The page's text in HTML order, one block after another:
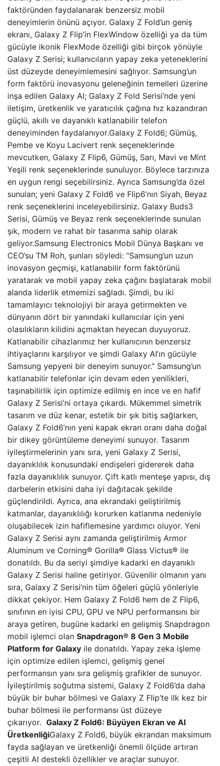
faktöründen faydalanarak benzersiz mobil
deneyimlerin önünü açıyor. Galaxy Z Fold’un geniş
ekranı, Galaxy Z Flip’in FlexWindow özelliği ya da tüm
gücüyle ikonik FlexMode özelliği gibi birçok yönüyle
Galaxy Z Serisi; kullanıcıların yapay zeka yeteneklerini
üst düzeyde deneyimlemesini sağlıyor. Samsung’un
form faktörü inovasyonu geleneğinin temelleri üzerine
inşa edilen Galaxy AI; Galaxy Z Fold Serisi’nde yeni
iletişim, üretkenlik ve yaratıcılık çağına hız kazandıran
güçlü, akıllı ve dayanıklı katlanabilir telefon
deneyiminden faydalanıyor.Galaxy Z Fold6; Gümüş,
Pembe ve Koyu Lacivert renk seçeneklerinde
mevcutken, Galaxy Z Flip6, Gümüş, Sarı, Mavi ve Mint
Yeşili renk seçeneklerinde sunuluyor. Böylece tarzınıza
en uygun rengi seçebilirsiniz. Ayrıca Samsung’da özel
sunulan; yeni Galaxy Z Fold6 ve Flip6’nın Siyah, Beyaz
renk seçeneklerini inceleyebilirsiniz. Galaxy Buds3
Serisi, Gümüş ve Beyaz renk seçeneklerinde sunulan
şık, modern ve rahat bir tasarıma sahip olarak
geliyor.Samsung Electronics Mobil Dünya Başkanı ve
CEO’su TM Roh, şunları söyledi: “Samsung’un uzun
inovasyon geçmişi, katlanabilir form faktörünü
yaratarak ve mobil yapay zeka çağını başlatarak mobil
alanda liderlik etmemizi sağladı. Şimdi, bu iki
tamamlayıcı teknolojiyi bir araya getirmekten ve
dünyanın dört bir yanındaki kullanıcılar için yeni
olasılıkların kilidini açmaktan heyecan duyuyoruz.
Katlanabilir cihazlarımız her kullanıcının benzersiz
ihtiyaçlarını karşılıyor ve şimdi Galaxy AI’ın gücüyle
Samsung yepyeni bir deneyim sunuyor.” Samsung’un
katlanabilir telefonlar için devam eden yenilikleri,
taşınabilirlik için optimize edilmiş en ince ve en hafif
Galaxy Z Serisi’ni ortaya çıkardı. Mükemmel simetrik
tasarım ve düz kenar, estetik bir şık bitiş sağlarken,
Galaxy Z Fold6’nın yeni kapak ekran oranı daha doğal
bir dikey görüntüleme deneyimi sunuyor. Tasarım
iyileştirmelerinin yanı sıra, yeni Galaxy Z Serisi,
dayanıklılık konusundaki endişeleri gidererek daha
fazla dayanıklılık sunuyor. Çift katlı menteşe yapısı, dış
darbelerin etkisini daha iyi dağıtacak şekilde
güçlendirildi. Ayrıca, ana ekrandaki geliştirilmiş
katmanlar, dayanıklılığı korurken katlanma nedeniyle
oluşabilecek izin hafiflemesine yardımcı oluyor. Yeni
Galaxy Z Serisi aynı zamanda geliştirilmiş Armor
Aluminum ve Corning® Gorilla® Glass Victus® ile
donatıldı. Bu da seriyi şimdiye kadarki en dayanıklı
Galaxy Z Serisi haline getiriyor. Güvenilir olmanın yanı
sıra, Galaxy Z Serisi’nin tüm öğeleri güçlü yönleriyle
dikkat çekiyor. Hem Galaxy Z Fold6 hem de Z Flip6,
sınıfının en iyisi CPU, GPU ve NPU performansını bir
araya getiren, bugüne kadarki en gelişmiş Snapdragon
mobil işlemci olan Snapdragon® 8 Gen 3 Mobile
Platform for Galaxy ile donatıldı. Yapay zeka işleme
için optimize edilen işlemci, gelişmiş genel
performansın yanı sıra gelişmiş grafikler de sunuyor.
İyileştirilmiş soğutma sistemi, Galaxy Z Fold6’da daha
büyük bir buhar bölmesi ve Galaxy Z Flip’te ilk kez bir
buhar bölmesi ile performansı üst düzeye
çıkarıyor. Galaxy Z Fold6: Büyüyen Ekran ve AI
ÜretkenliğiGalaxy Z Fold6, büyük ekrandan maksimum
fayda sağlayan ve üretkenliği önemli ölçüde artıran
çeşitli AI destekli özellikler ve araçlar sunuyor.